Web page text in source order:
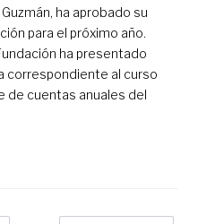
ha aprobado su
para el próximo año.
ha presentado
correspondiente al curso
de cuentas anuales del